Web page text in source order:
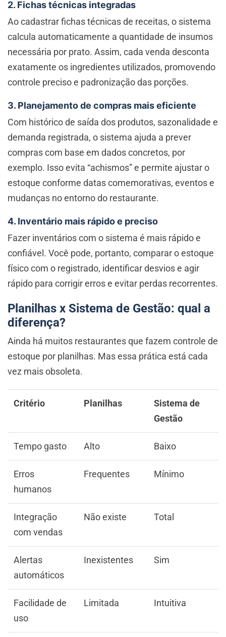
2. Fichas técnicas integradas
Ao cadastrar fichas técnicas de receitas, o sistema
calcula automaticamente a quantidade de insumos
necessária por prato. Assim, cada venda desconta
exatamente os ingredientes utilizados, promovendo
controle preciso e padronização das porções.
3. Planejamento de compras mais eficiente
Com histórico de saída dos produtos, sazonalidade e
demanda registrada, o sistema ajuda a prever
compras com base em dados concretos, por
exemplo. Isso evita “achismos” e permite ajustar o
estoque conforme datas comemorativas, eventos e
mudanças no entorno do restaurante.
4. Inventário mais rápido e preciso
Fazer inventários com o sistema é mais rápido e
confiável. Você pode, portanto, comparar o estoque
físico com o registrado, identificar desvios e agir
rápido para corrigir erros e evitar perdas recorrentes.
Planilhas x Sistema de Gestão: qual a
diferença?
Ainda há muitos restaurantes que fazem controle de
estoque por planilhas. Mas essa prática está cada
vez mais obsoleta.
Critério Planilhas
Sistema de
Gestão
Tempo gasto Alto Baixo
Erros
humanos
Frequentes Mínimo
Integração
com vendas
Não existe Total
Alertas
automáticos
Inexistentes Sim
Facilidade de
uso
Limitada Intuitiva